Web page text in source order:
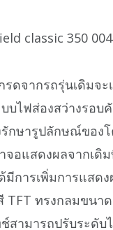
รดจากรถรุ่นเดิมจ
บไฟส่องสว่างรอบ
รักษารูปลักษณ์ของ
จอแสดงผลจากเดิ
มีการเพิ่มการแสด
TFT ทรงกลมขนาด
สามารถปรับระดับ